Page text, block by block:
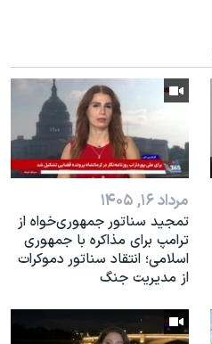
مرداد ۱۶, ۱۴۰۵
تمجید سناتور جمهوری‌خواه از
ترامپ برای مذاکره با جمهوری
اسلامی؛ انتقاد سناتور دموکرات
از مدیریت جنگ